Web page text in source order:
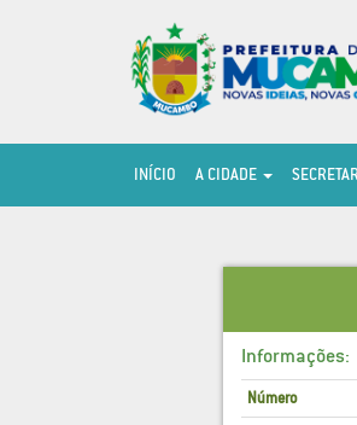
INÍCIO A CIDADE
Informações:
Número